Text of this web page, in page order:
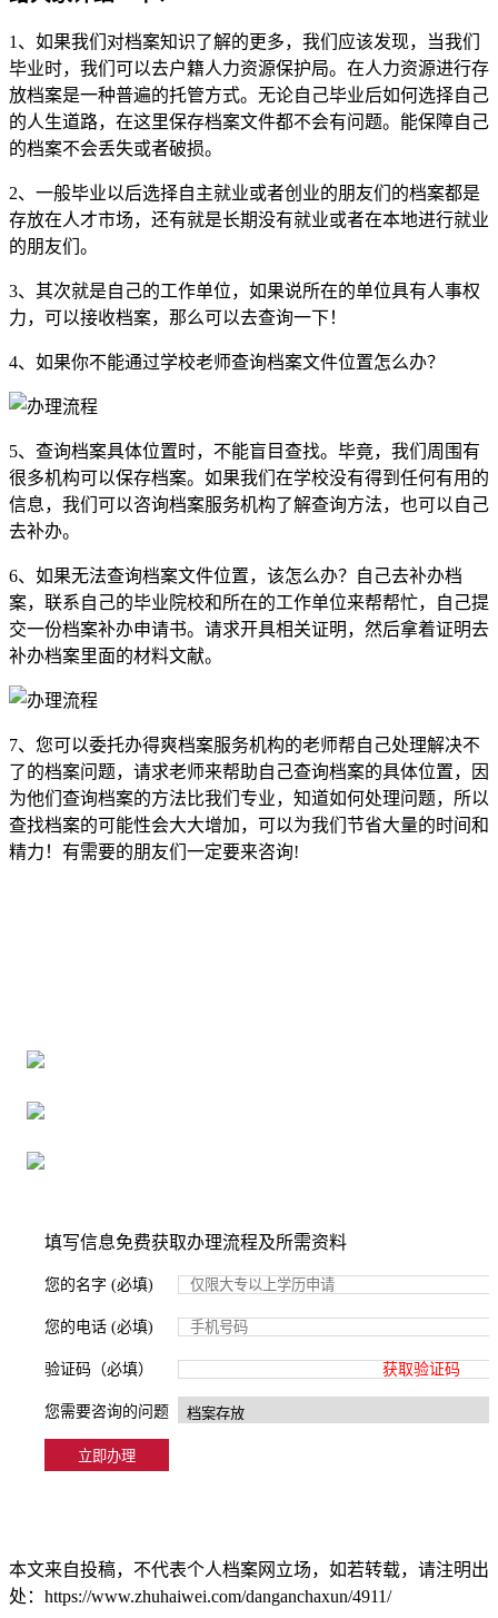
1、如果我们对档案知识了解的更多，我们应该发现，当我们
毕业时，我们可以去户籍人力资源保护局。在人力资源进行存
放档案是一种普遍的托管方式。无论自己毕业后如何选择自己
的人生道路，在这里保存档案文件都不会有问题。能保障自己
的档案不会丢失或者破损。
2、一般毕业以后选择自主就业或者创业的朋友们的档案都是
存放在人才市场，还有就是长期没有就业或者在本地进行就业
的朋友们。
3、其次就是自己的工作单位，如果说所在的单位具有人事权
力，可以接收档案，那么可以去查询一下！
4、如果你不能通过学校老师查询档案文件位置怎么办？
5、查询档案具体位置时，不能盲目查找。毕竟，我们周围有
很多机构可以保存档案。如果我们在学校没有得到任何有用的
信息，我们可以咨询档案服务机构了解查询方法，也可以自己
去补办。
6、如果无法查询档案文件位置，该怎么办？自己去补办档
案，联系自己的毕业院校和所在的工作单位来帮帮忙，自己提
交一份档案补办申请书。请求开具相关证明，然后拿着证明去
补办档案里面的材料文献。
7、您可以委托办得爽档案服务机构的老师帮自己处理解决不
了的档案问题，请求老师来帮助自己查询档案的具体位置，因
为他们查询档案的方法比我们专业，知道如何处理问题，所以
查找档案的可能性会大大增加，可以为我们节省大量的时间和
精力！有需要的朋友们一定要来咨询!
填写信息免费获取办理流程及所需资料
您的名字 (必填)
您的电话 (必填)
验证码（必填） 获取验证码
您需要咨询的问题
本文来自投稿，不代表个人档案网立场，如若转载，请注明出
处：https://www.zhuhaiwei.com/danganchaxun/4911/